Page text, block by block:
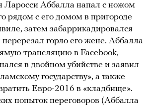
Ларосси Аббалла напал с ножом
рядом с его домом в пригороде
затем забаррикадировался
горло его жене. Аббалла
трансляцию в Facebook,
в двойном убийстве и заявил
государству», а также
Евро-2016 в «кладбище».
попыток переговоров (Аббалла